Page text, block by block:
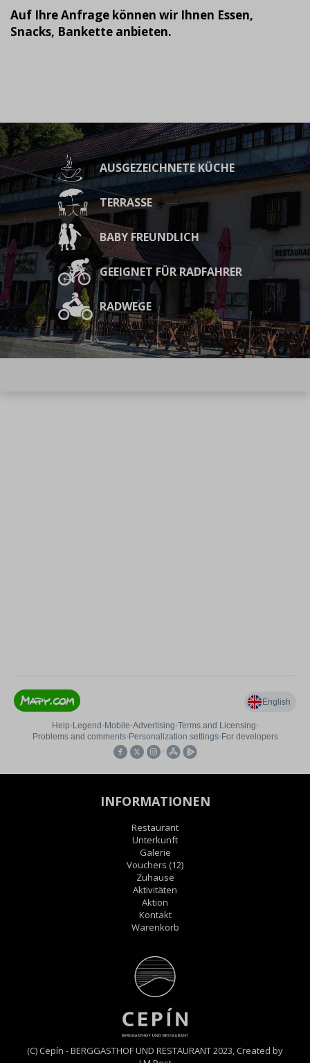
Auf Ihre Anfrage können wir Ihnen Essen,
Snacks, Bankette anbieten.
AUSGEZEICHNETE KÜCHE
TERRASSE
BABY FREUNDLICH
GEEIGNET FÜR RADFAHRER
RADWEGE
INFORMATIONEN
Restaurant
Unterkunft
Galerie
Vouchers (12)
Zuhause
Aktivitäten
Aktion
Kontakt
Warenkorb
(C) Cepín - BERGGASTHOF UND RESTAURANT 2023, Created by